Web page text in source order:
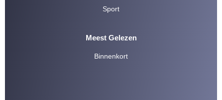
Sport
Meest Gelezen
Binnenkort